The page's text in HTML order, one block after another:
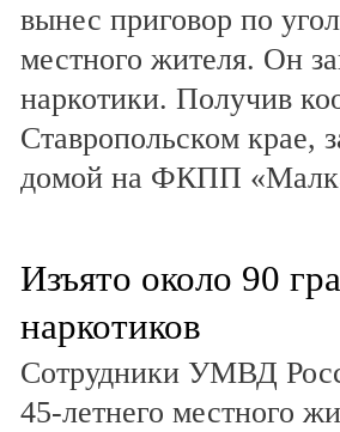
вынес приговор по
местного жителя. Он
наркотики. Получив
Ставропольском крае,
домой на ФКПП
Изъято около 90
наркотиков
Сотрудники УМВД
45-летнего местного